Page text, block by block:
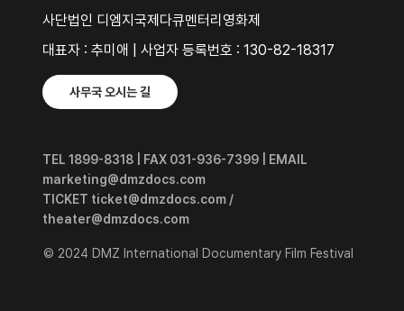
사단법인 디엠지국제다큐멘터리영화제
대표자 : 추미애 | 사업자 등록번호 : 130-82-18317
사무국 오시는 길
TEL 1899-8318 | FAX 031-936-7399 | EMAIL
marketing@dmzdocs.com
TICKET ticket@dmzdocs.com /
theater@dmzdocs.com
© 2024 DMZ International Documentary Film Festival